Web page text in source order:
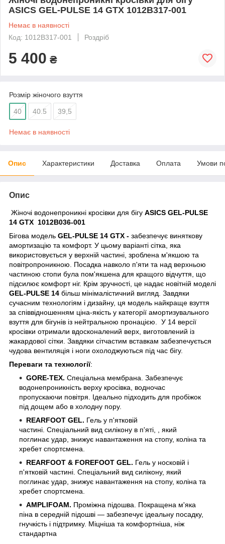
ASICS GEL-PULSE 14 GTX 1012B317-001
Немає в наявності
Код: 1012B317-001
Роздріб
5 400 ₴
Розмір жіночого взуття
40 40.5 39,5
Немає в наявності
Опис Характеристики Доставка Оплата Умови
Опис
Жіночі водонепроникні кросівки для бігу ASICS GEL-PULSE
14 GTX 1012B036-001
Бігова модель GEL-PULSE 14 GTX - забезпечує виняткову
амортизацію та комфорт. У цьому варіанті сітка, яка
використовується у верхній частині, зроблена м'якшою та
повітропроникною. Посадка навколо п'яти та над верхньою
частиною стопи була пом'якшена для кращого відчуття, що
підсилює комфорт ніг. Крім зручності, це надає новітній моделі
GEL-PULSE 14 більш мінімалістичний вигляд. Завдяки
сучасним технологіям і дизайну, ця модель найкраще взуття
за співвідношенням ціна-якість у категорії амортизувального
взуття для бігунів із нейтральною пронацією. У 14 версії
кросівки отримали вдосконалений верх, виготовлений із
жакардової сітки. Завдяки сітчастим вставкам забезпечується
чудова вентиляція і ноги охолоджуються під час бігу.
Переваги та технології:
GORE-TEX. Спеціальна мембрана. Забезпечує
водонепроникність верху кросівка, водночас
пропускаючи повітря. Ідеально підходить для пробіжок
під дощем або в холодну пору.
REARFOOT GEL. Гель у п'ятковій
частині. Спеціальний вид силікону в п'яті, , який
поглинає удар, знижує навантаження на стопу, коліна та
хребет спортсмена.
REARFOOT & FOREFOOT GEL. Гель у носковій і
п'ятковій частині. Спеціальний вид силікону, який
поглинає удар, знижує навантаження на стопу, коліна та
хребет спортсмена.
AMPLIFOAM. Проміжна підошва. Покращена м'яка
піна в середній підошві — забезпечує ідеальну посадку,
гнучкість і підтримку. Міцніша та комфортніша, ніж
стандартна